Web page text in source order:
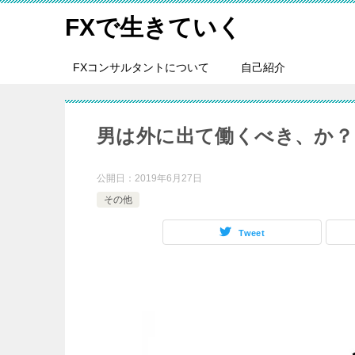
FXで生きていく
FXコンサルタントについて 自己紹介
男は外に出て働くべき、か？
公開日： 2019年6月27日
その他
Tweet